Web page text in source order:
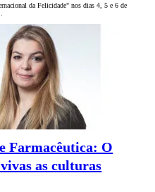
da Felicidade" nos dias 4, 5 e 6 de
Farmacêutica: O
as culturas